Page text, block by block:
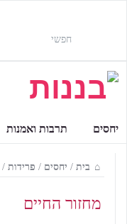
יחסים תרבות ואמנות
בית / יחסים / פרידות /
מחזור החיים